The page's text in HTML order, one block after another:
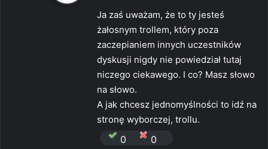
e
:
Ja zaś uważam, że to ty jesteś
żałosnym trollem, który poza
zaczepianiem innych uczestników
dyskusji nigdy nie powiedział tutaj
niczego ciekawego. I co? Masz słowo
na słowo.
A jak chcesz jednomyślności to idź na
stronę wyborczej, trollu.
0
0